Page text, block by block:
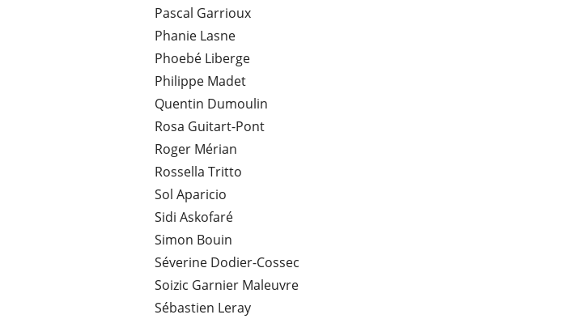
Pascal Garrioux
Phanie Lasne
Phoebé Liberge
Philippe Madet
Quentin Dumoulin
Rosa Guitart-Pont
Roger Mérian
Rossella Tritto
Sol Aparicio
Sidi Askofaré
Simon Bouin
Séverine Dodier-Cossec
Soizic Garnier Maleuvre
Sébastien Leray